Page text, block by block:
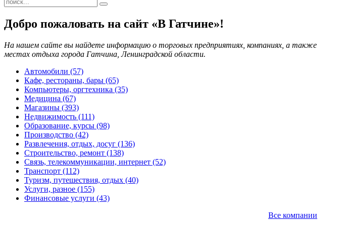
Добро пожаловать на сайт «В Гатчине»!
На нашем сайте вы найдете информацию о торговых предприятиях, компаниях, а также
местах отдыха города Гатчина, Ленинградской области.
Автомобили (57)
Кафе, рестораны, бары (65)
Компьютеры, оргтехника (35)
Медицина (67)
Магазины (393)
Недвижимость (111)
Образование, курсы (98)
Производство (42)
Развлечения, отдых, досуг (136)
Строительство, ремонт (138)
Связь, телекоммуникации, интернет (52)
Транспорт (112)
Туризм, путешествия, отдых (40)
Услуги, разное (155)
Финансовые услуги (43)
Все компании